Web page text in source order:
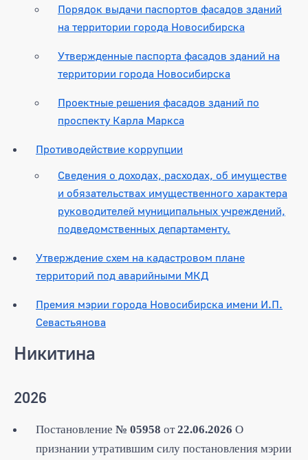
Порядок выдачи паспортов фасадов зданий
на территории города Новосибирска
Утвержденные паспорта фасадов зданий на
территории города Новосибирска
Проектные решения фасадов зданий по
проспекту Карла Маркса
Противодействие коррупции
Сведения о доходах, расходах, об имуществе
и обязательствах имущественного характера
руководителей муниципальных учреждений,
подведомственных департаменту.
Утверждение схем на кадастровом плане
территорий под аварийными МКД
Премия мэрии города Новосибирска имени И.П.
Севастьянова
Никитина
2026
Постановление № 05958 от22.06.2026 О
признании утратившим силу постановления мэрии